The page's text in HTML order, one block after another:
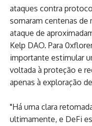
ataques contra
somaram centenas
ataque de
Kelp DAO. Para
importante estimular
voltada à proteção e
apenas à exploração
"Há uma clara
ultimamente, e DeFi